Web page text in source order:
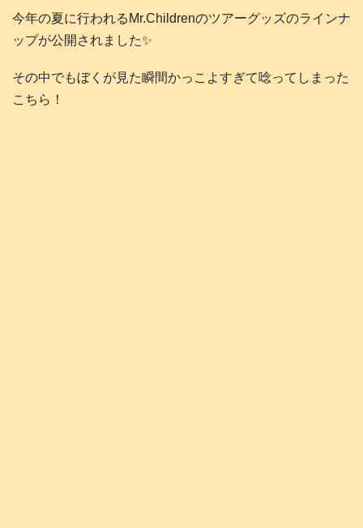
今年の夏に行われるMr.Childrenのツアーグッズのラインナ
ップが公開されました✨
その中でもぼくが見た瞬間かっこよすぎて唸ってしまった
こちら！